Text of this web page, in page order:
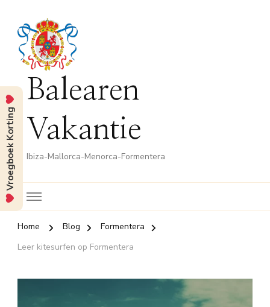
Balearen
Vakantie
Ibiza-Mallorca-Menorca-Formentera
Home Blog
Formentera
Leer kitesurfen op Formentera
Vroegboek Korting